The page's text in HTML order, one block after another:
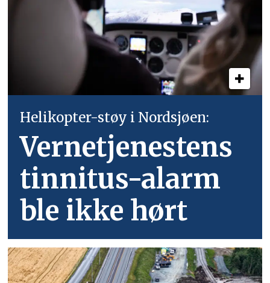
Helikopter-støy i Nordsjøen:
Vernetjenestens
tinnitus-alarm
ble ikke hørt